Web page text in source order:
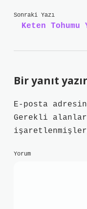
Sonraki Yazı
Keten
Bir yanıt
E-posta
Gerekli alanlar
Yorum